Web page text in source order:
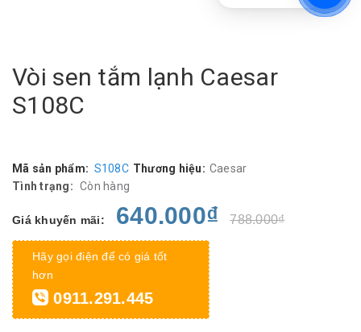
Vòi sen tắm lạnh Caesar
S108C
Mã sản phẩm: S108C Thương hiệu: Caesar
Tình trạng: Còn hàng
Giá khuyến mãi: 640.000₫ 788.000₫
Hãy gọi điện để có giá tốt
hơn
0911.291.445